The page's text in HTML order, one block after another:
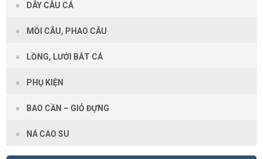
DÂY CÂU CÁ
MỒI CÂU, PHAO CÂU
LỒNG, LƯỚI BẮT CÁ
PHỤ KIỆN
BAO CẦN – GIỎ ĐỰNG
NÁ CAO SU